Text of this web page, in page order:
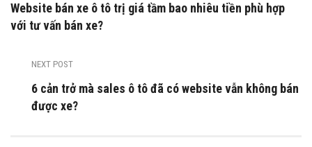
Website bán xe ô tô trị giá tầm bao nhiêu tiền phù hợp
với tư vấn bán xe?
NEXT POST
6 cản trở mà sales ô tô đã có website vẫn không bán
được xe?